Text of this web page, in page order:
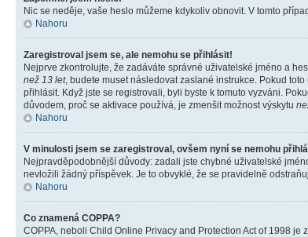
Nic se neděje, vaše heslo můžeme kdykoliv obnovit. V tomto
Nahoru
Zaregistroval jsem se, ale nemohu se přihlásit!
Nejprve zkontrolujte, že zadáváte správné uživatelské jméno a
než 13 let, budete muset následovat zaslané instrukce. Pokud
přihlásit. Když jste se registrovali, byli byste k tomuto vyzváni.
důvodem, proč se aktivace používá, je zmenšit možnost výskytu
Nahoru
V minulosti jsem se zaregistroval, ovšem nyní se nemohu
Nejpravděpodobnější důvody: zadali jste chybné uživatelské
nevložili žádný příspěvek. Je to obvyklé, že se pravidelně
Nahoru
Co znamená COPPA?
COPPA, neboli Child Online Privacy and Protection Act of 1998